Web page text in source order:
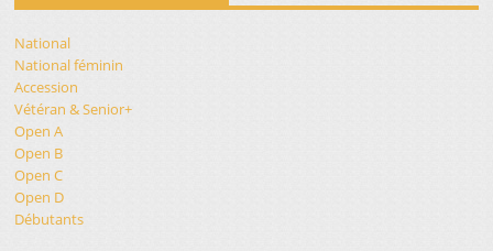
National
National féminin
Accession
Vétéran & Senior+
Open A
Open B
Open C
Open D
Débutants